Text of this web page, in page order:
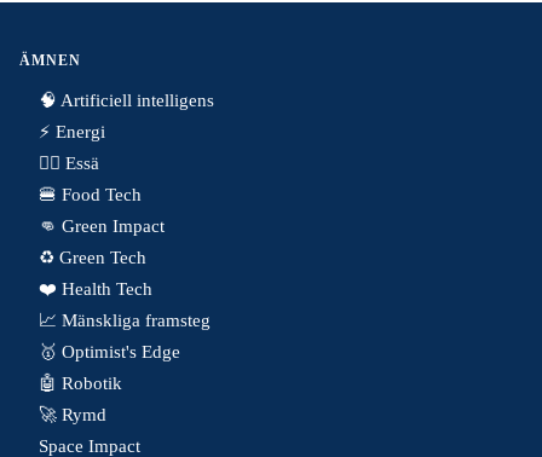
ÄMNEN
🧠 Artificiell intelligens
⚡️ Energi
✍🏼 Essä
🍔 Food Tech
👊 Green Impact
♻️ Green Tech
❤️ Health Tech
📈 Mänskliga framsteg
🥇 Optimist's Edge
🤖 Robotik
🚀 Rymd
Space Impact